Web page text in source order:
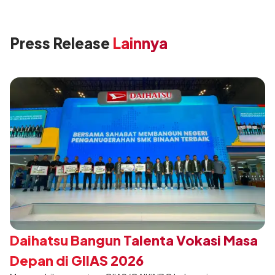
Press Release Lainnya
Daihatsu Bangun Talenta Vokasi Masa
Depan di GIIAS 2026